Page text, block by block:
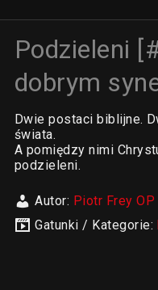
Podzieleni
dobrym
Dwie postaci biblijne.
świata.
A pomiędzy nimi
podzieleni.
Autor: Piotr Frey OP
Gatunki / Kategorie: